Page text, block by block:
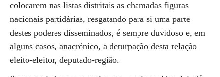
colocarem nas listas distritais as chamadas figuras
nacionais partidárias, resgatando para si uma parte
destes poderes disseminados, é sempre duvidoso e, em
alguns casos, anacrónico, a deturpação desta relação
eleito-eleitor, deputado-região.